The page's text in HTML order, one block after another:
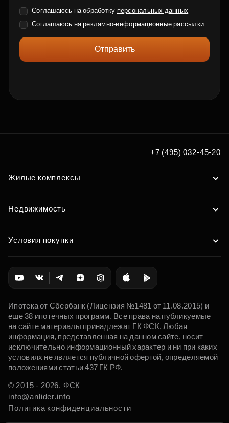
Соглашаюсь на обработку персональных данных
Соглашаюсь нарекламно-информационные рассылки
Отправить
+7 (495) 032-45-20
Жилые комплексы
Недвижимость
Условия покупки
Ипотека от Сбербанк (Лицензия №1481 от 11.08.2015) и
еще 38 ипотечных программ. Все права на публикуемые
на сайте материалы принадлежат ГК ФСК. Любая
информация, представленная на данном сайте, носит
исключительно информационный характер и ни при каких
условиях не является публичной офертой, определяемой
положениями статьи 437 ГК РФ.
© 2015 - 2026. ФСК
info@anlider.info
Политика конфиденциальности